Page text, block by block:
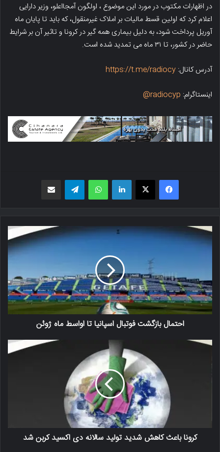
در اظهارات مکتوب در مورد این موضوع ، اولگون آمجااعلو، وزیر دارایی
اعلام کرد که اولین قسط مالیات بر املاک غیرمنقول، که باید تا پایان ماه
آوریل پرداخت شود، به دلیل بیماری همه گیر در کرونا و تاثیر آن بر شرایط
حاضر در کشور، تا ۳۱ ماه می تمدید شده است.
آدرس کانال: https://t.me/radiocy
اینستاگرام: radiocyp@
فیسبوک X لینکدین واتس اپ تلگرام
احتمال بازگشت فوتبال اسپانیا تا اواسط ماه ژوئن
کرونا باعث کاهش شدید تولید سالانه دی اکسید کربن شد